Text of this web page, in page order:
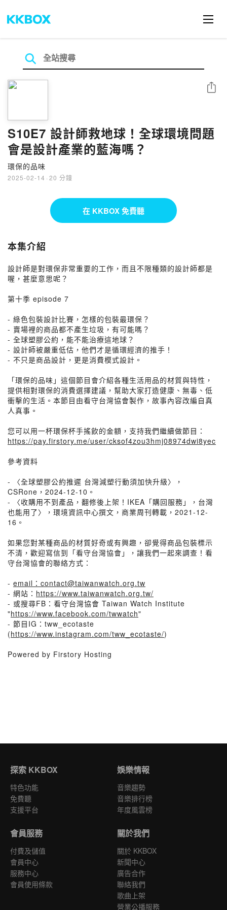
S10E7 設計師救地球！全球環境問題
會是設計產業的藍海嗎？
環保的品味
2025-02-14 · 20 分鐘
分享
在 KKBOX 免費聽
本集介紹
設計師是對環保非常重要的工作，而且不限種類的設計師都是
喔，甚麼意思呢？
第十季 episode 7
- 綠色包裝設計比賽，怎樣的包裝最環保？
- 賣場裡的商品都不產生垃圾，有可能嗎？
- 全球塑膠公約，能不能治療這地球？
- 設計師被嚴重低估，他們才是循環經濟的推手！
- 不只是商品設計，更是消費模式設計。
「環保的品味」這個節目會介紹各種生活用品的材質與特性，
提供相對環保的消費選擇建議，幫助大家打造健康、無毒、低
衝擊的生活。本節目由看守台灣協會製作，故事內容改編自真
人真事。
您可以用一杯環保杯手搖飲的金額，支持我們繼續做節目：
https://pay.firstory.me/user/cksof4zou3hmj08974dwi8yec
參考資料
- 〈全球塑膠公約推遲 台灣減塑行動須加快升級〉，
CSRone，2024-12-10。
- 〈收購用不到產品，翻修後上架！IKEA「購回服務」，台灣
也能用了〉，環境資訊中心撰文，商業周刊轉載，2021-12-
16。
如果您對某種商品的材質好奇或有興趣，卻覺得商品包裝標示
不清，歡迎寫信到「看守台灣協會」，讓我們一起來調查！看
守台灣協會的聯絡方式：
- email：contact@taiwanwatch.org.tw
- 網站： https://www.taiwanwatch.org.tw/
- 或搜尋FB：看守台灣協會 Taiwan Watch Institute
"https://www.facebook.com/twwatch"
- 節目IG：tww_ecotaste
(https://www.instagram.com/tww_ecotaste/)
Powered by Firstory Hosting
探索 KKBOX
特色功能
免費聽
支援平台
娛樂情報
音樂趨勢
音樂排行榜
年度風雲榜
會員服務
付費及儲值
會員中心
服務中心
會員使用條款
關於我們
關於 KKBOX
新聞中心
廣告合作
聯絡我們
歌曲上架
營業公播服務